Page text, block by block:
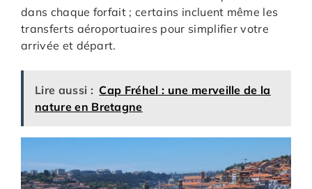
dans chaque forfait ; certains incluent même les
transferts aéroportuaires pour simplifier votre
arrivée et départ.
Lire aussi : Cap Fréhel : une merveille de la
nature en Bretagne